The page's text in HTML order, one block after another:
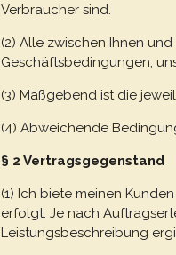
Verbraucher sind.
(2) Alle zwischen Ihnen
Geschäftsbedingungen,
(3) Maßgebend ist die
(4) Abweichende
§ 2 Vertragsgegenstand
(1) Ich biete meinen
erfolgt. Je nach
Leistungsbeschreibung